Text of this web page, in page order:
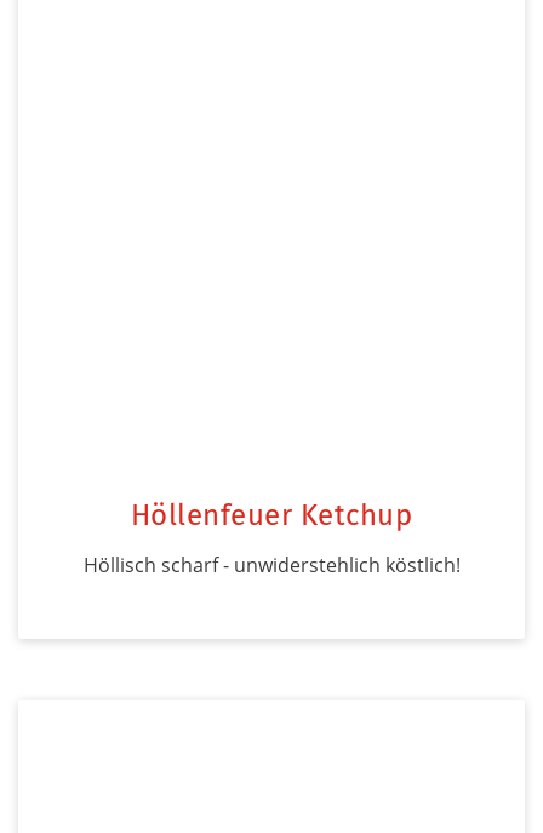
Höllenfeuer Ketchup
Höllisch scharf - unwiderstehlich köstlich!